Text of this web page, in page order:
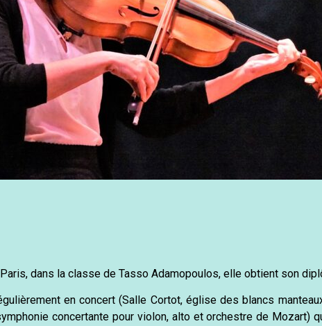
dans la classe de Tasso Adamopoulos, elle obtient son
en concert (Salle Cortot, église des blancs
concertante pour violon, alto et orchestre de Mozart)